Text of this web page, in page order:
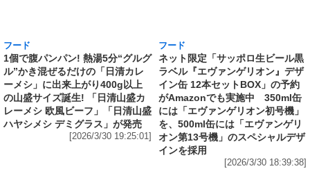
の山盛サイズ誕生! 「日清山盛カ
レーメシ 欧風ビーフ」「日清山盛
ハヤシメシ デミグラス」が発売
[2026/3/30 19:25:01]
がAmazonでも実施中 350ml缶
には「エヴァンゲリオン初号機」
を、500ml缶には「エヴァンゲリ
オン第13号機」のスペシャルデザ
インを採用
[2026/3/30 18:39:38]
Amazonで、国産100％「超完熟梅」を贅沢に使用した「サントリ
ー梅酒〈山崎蒸溜所貯蔵梅酒〉超完熟梅 2026 Limited Edition